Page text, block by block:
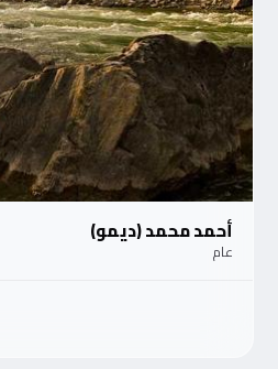
أحمد محمد (ديمو)
عام